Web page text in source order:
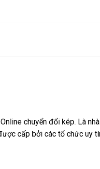
chuyển đổi kép. Là
cấp bởi các tổ chức uy